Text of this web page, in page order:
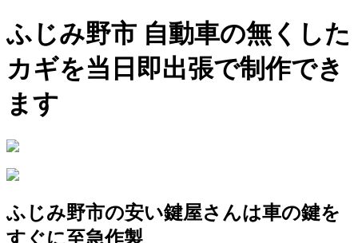
ふじみ野市 自動車の無くした
カギを当日即出張で制作でき
ます
ふじみ野市の安い鍵屋さんは車の鍵を
すぐに至急作製